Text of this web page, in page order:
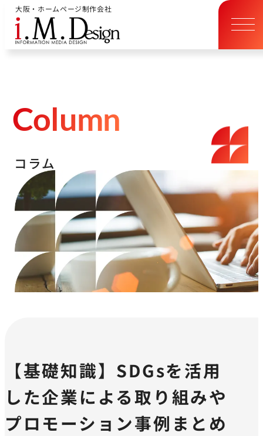
大阪・ホームページ制作会社
Column
コ ラム
【基礎知識】SDGsを活用
した企業による取り組みや
プロモーション事例まとめ